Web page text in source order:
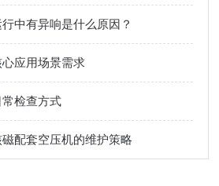
中有异响是什么原因？
应用场景需求
检查方式
配套空压机的维护策略